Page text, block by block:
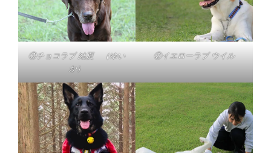
③チョコラブ 結夏 （ゆい
か）
②イエローラブ ウイル